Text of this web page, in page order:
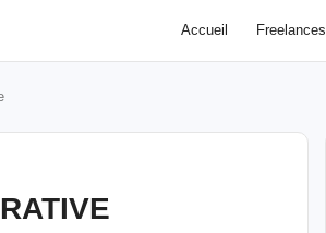
Accueil Freelances